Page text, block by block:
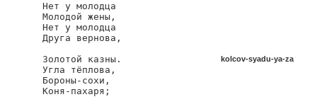
Нет у молодца
Молодой жены,
Нет у молодца
Друга вернова,
Золотой казны.
Угла тёплова,
Бороны-сохи,
Коня-пахаря;
kolcov-syadu-ya-za